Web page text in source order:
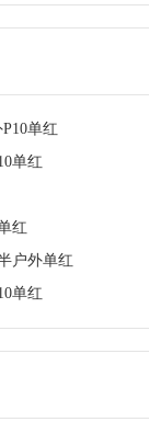
单红
单红
红
户外单红
单红